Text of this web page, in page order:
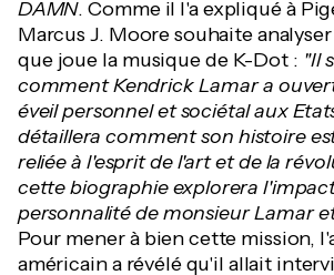
DAMN. Comme il l'a expliqué à
Marcus J. Moore souhaite
que joue la musique de K-Dot : "Il
comment Kendrick Lamar a
éveil personnel et sociétal aux
détaillera comment son histoire
reliée à l'esprit de l'art et de la
cette biographie explorera
personnalité de monsieur Lamar
Pour mener à bien cette mission,
américain a révélé qu'il allait